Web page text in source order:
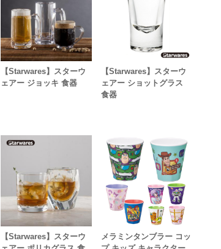
【Starwares】スターウ
ェアー ジョッキ 食器
【Starwares】スターウ
ェアー ショットグラス
食器
【Starwares】スターウ
メラミンタンブラー コッ